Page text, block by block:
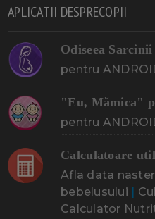
APLICATII DESPRECOPII
Odiseea
pentru
"Eu, Mămica"
pentru
Calculatoare
Afla data
bebelusului |
Calculator